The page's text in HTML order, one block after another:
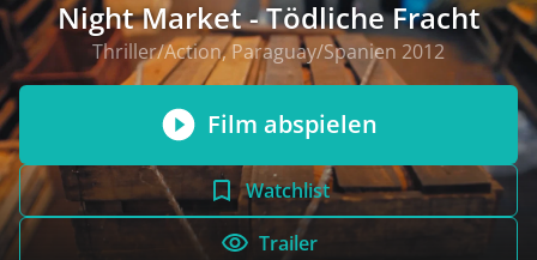
Night Market - Tödliche Fracht
Thriller/Action, Paraguay/Spanien 2012
Film abspielen
Watchlist
Trailer